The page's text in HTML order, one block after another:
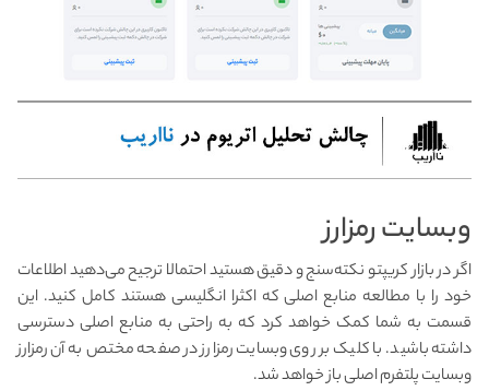
وبسایت رمزارز
اگر در بازار کریپتو نکته‌سنج و دقیق هستید احتمالا ترجیح می‌دهید اطلاعات
خود را با مطالعه منابع اصلی که اکثرا انگلیسی هستند کامل کنید. این
قسمت به شما کمک خواهد کرد که به راحتی به منابع اصلی دسترسی
داشته باشید. با کلیک بر روی وبسایت رمزارز در صفحه مختص به آن رمزارز
وبسایت پلتفرم اصلی باز خواهد شد.